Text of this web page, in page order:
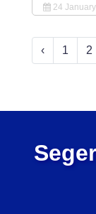
24
‹ 1 2